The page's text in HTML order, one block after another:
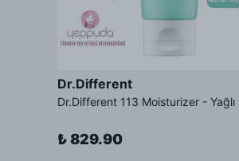
Dr.Different
₺ 829.90